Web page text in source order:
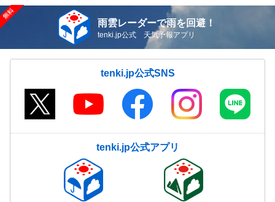
雨雲レーダーで雨を回避！
tenki.jp公式 天気予報アプリ
tenki.jp公式SNS
tenki.jp公式アプリ